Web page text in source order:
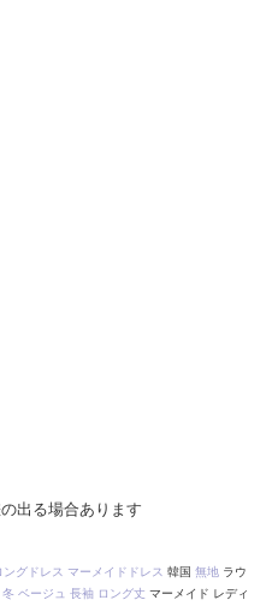
出る場合あります
ングドレス マーメイドドレス 韓国 無地 ラウ
冬 ベージュ 長袖 ロング丈 マーメイド レディ